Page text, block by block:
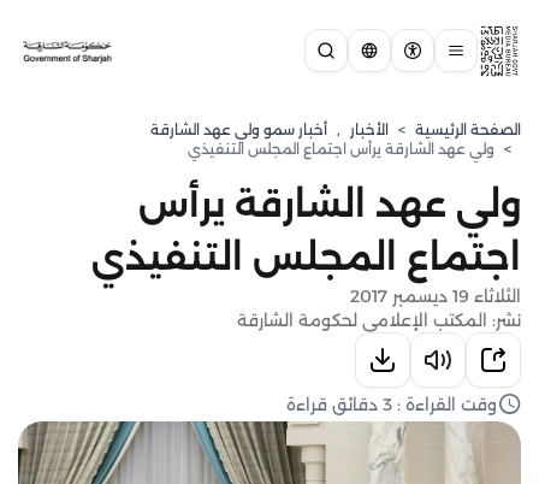
الصفحة الرئيسية > الأخبار , ⁠أخبار سمو ولي عهد الشارقة
> ولي عهد الشارقة يرأس اجتماع المجلس التنفيذي
ولي عهد الشارقة يرأس
اجتماع المجلس التنفيذي
الثلاثاء 19 ديسمبر 2017
نشر: المكتب الإعلامي لحكومة الشارقة
وقت القراءة : 3 دقائق قراءة